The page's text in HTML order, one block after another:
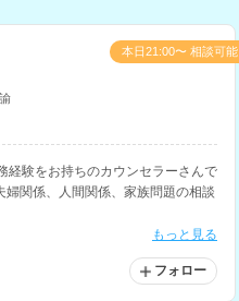
経験をお持ちのカウンセラーさんで
関係、人間関係、家族問題の相談
もっと見る
フォロー
本日21:00〜 相談可能